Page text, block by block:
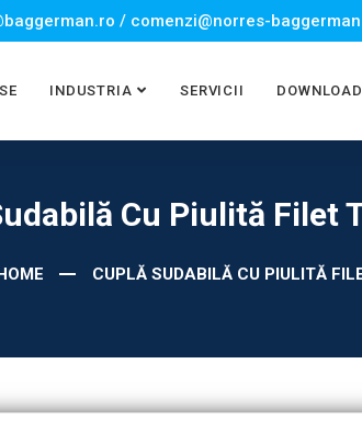
/ comenzi@norres-
INDUSTRIA SERVICII
Cu Piulită Filet
CUPLĂ SUDABILĂ CU PIULITĂ